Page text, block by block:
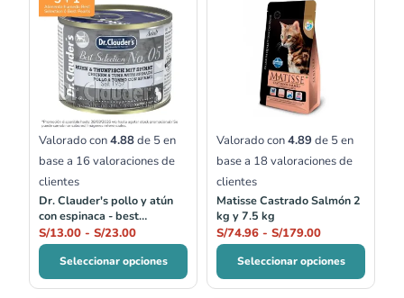
Valorado con4.88de 5 en
base a 16 valoraciones de
clientes
Dr. Clauder's pollo y atún
con espinaca - best
selection no.05
S/13.00 - S/23.00
precios:
desde
S/13.00
hasta
S/23.00
Seleccionar opciones
Valorado con4.89 de 5 en
base a 18valoraciones de
clientes
Matisse Castrado Salmón 2
kg y 7.5 kg
S/74.96 - S/179.00
S/179.00
Seleccionar opciones